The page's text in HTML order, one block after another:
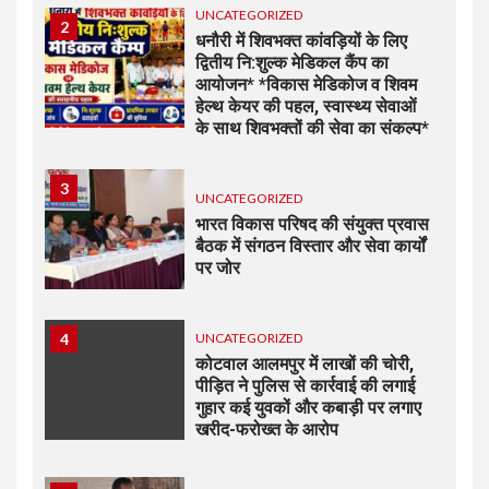
2
UNCATEGORIZED
धनौरी में शिवभक्त कांवड़ियों के लिए
द्वितीय नि:शुल्क मेडिकल कैंप का
आयोजन* *विकास मेडिकोज व शिवम
हेल्थ केयर की पहल, स्वास्थ्य सेवाओं
के साथ शिवभक्तों की सेवा का संकल्प*
3
UNCATEGORIZED
भारत विकास परिषद की संयुक्त प्रवास
बैठक में संगठन विस्तार और सेवा कार्यों
पर जोर
4 UNCATEGORIZED
कोटवाल आलमपुर में लाखों की चोरी,
पीड़ित ने पुलिस से कार्रवाई की लगाई
गुहार कई युवकों और कबाड़ी पर लगाए
खरीद-फरोख्त के आरोप